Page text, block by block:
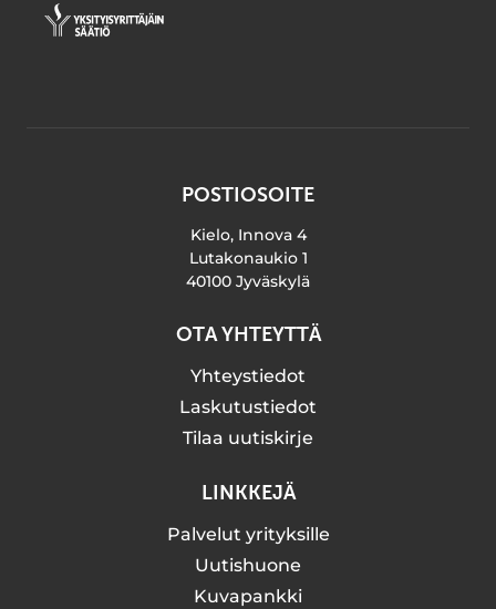
POSTIOSOITE
Kielo, Innova 4
Lutakonaukio 1
40100 Jyväskylä
OTA YHTEYTTÄ
Yhteystiedot
Laskutustiedot
Tilaa uutiskirje
LINKKEJÄ
Palvelut yrityksille
Uutishuone
Kuvapankki